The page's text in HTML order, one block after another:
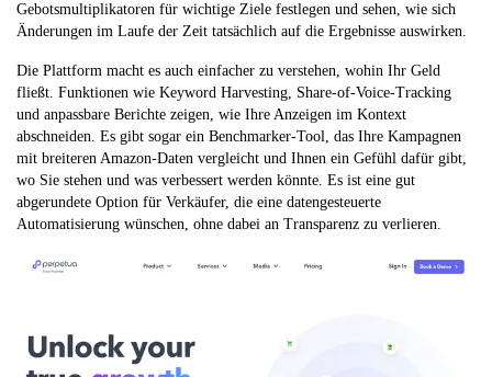
Gebotsmultiplikatoren für wichtige Ziele festlegen und sehen, wie sich
Änderungen im Laufe der Zeit tatsächlich auf die Ergebnisse auswirken.
Die Plattform macht es auch einfacher zu verstehen, wohin Ihr Geld
fließt. Funktionen wie Keyword Harvesting, Share-of-Voice-Tracking
und anpassbare Berichte zeigen, wie Ihre Anzeigen im Kontext
abschneiden. Es gibt sogar ein Benchmarker-Tool, das Ihre Kampagnen
mit breiteren Amazon-Daten vergleicht und Ihnen ein Gefühl dafür gibt,
wo Sie stehen und was verbessert werden könnte. Es ist eine gut
abgerundete Option für Verkäufer, die eine datengesteuerte
Automatisierung wünschen, ohne dabei an Transparenz zu verlieren.